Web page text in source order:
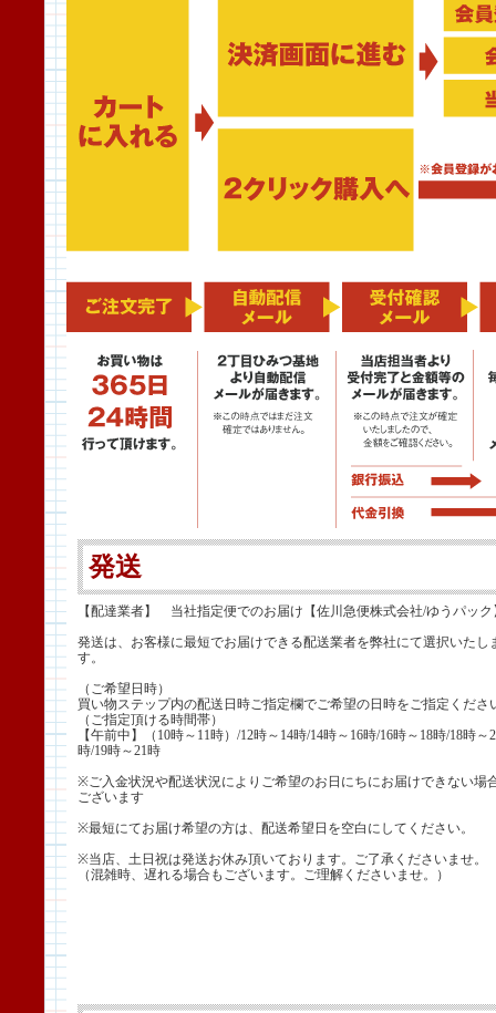
発送
【配達業者】 当社指定便でのお届け【佐川急便株式会社/ゆうパック
発送は、お客様に最短でお届けできる配送業者を弊社にて選択いたし
す。
（ご希望日時）
買い物ステップ内の配送日時ご指定欄でご希望の日時をご指定くださ
（ご指定頂ける時間帯）
【午前中】（10時～11時）/12時～14時/14時～16時/16時～18時/18時～
時/19時～21時
※ご入金状況や配送状況によりご希望のお日にちにお届けできない場
ございます
※最短にてお届け希望の方は、配送希望日を空白にしてください。
※当店、土日祝は発送お休み頂いております。ご了承くださいませ。
（混雑時、遅れる場合もございます。ご理解くださいませ。）